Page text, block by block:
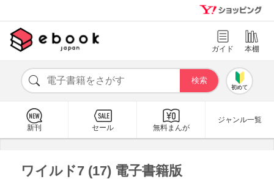
ガイド 本棚
初めて
新刊 セール 無料まんが
ジャンル一覧
ワイルド7 (17) 電子書籍版